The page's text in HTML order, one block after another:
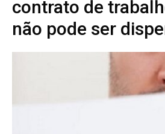
contrato de
não pode ser